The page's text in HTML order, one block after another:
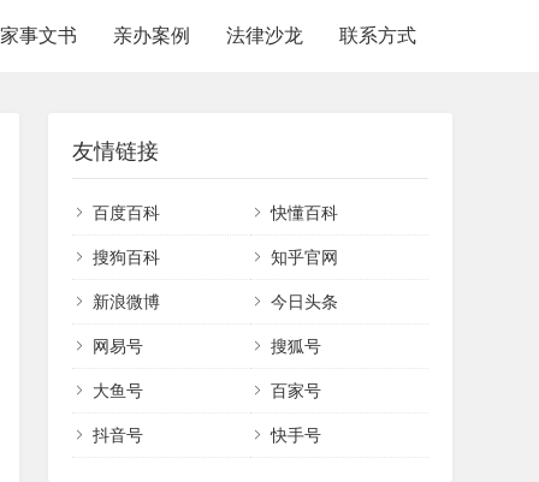
家事文书 亲办案例 法律沙龙 联系方式
友情链接
百度百科 快懂百科
搜狗百科 知乎官网
新浪微博 今日头条
网易号 搜狐号
大鱼号 百家号
抖音号 快手号